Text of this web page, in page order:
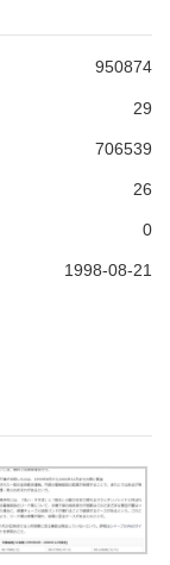
950874
29
706539
26
0
1998-08-21